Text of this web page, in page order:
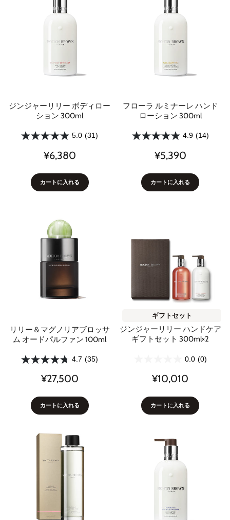
ジンジャーリリー ボディロー
ション 300ml
5.0 (31)
¥6,380
カートに入れる
フローラ ルミナーレ ハンド
ローション 300ml
4.9 (14)
¥5,390
カートに入れる
リリー＆マグノリアブロッサ
ム オードパルファン 100ml
4.7 (35)
¥27,500
カートに入れる
ギフトセット
ジンジャーリリー ハンドケア
ギフトセット 300ml×2
0.0 (0)
¥10,010
カートに入れる